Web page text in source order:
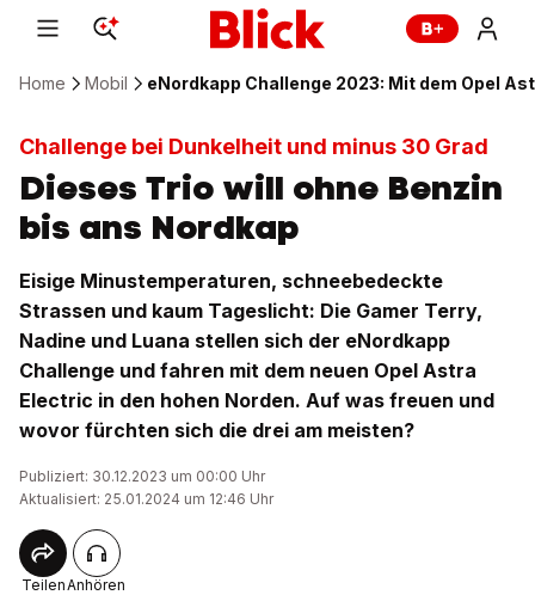
Home Mobil eNordkapp Challenge 2023: Mit dem Opel
Challenge bei Dunkelheit und minus 30 Grad
Dieses Trio will ohne Benzin
bis ans Nordkap
Eisige Minustemperaturen, schneebedeckte
Strassen und kaum Tageslicht: Die Gamer Terry,
Nadine und Luana stellen sich der eNordkapp
Challenge und fahren mit dem neuen Opel Astra
Electric in den hohen Norden. Auf was freuen und
wovor fürchten sich die drei am meisten?
Publiziert: 30.12.2023 um 00:00 Uhr
Aktualisiert: 25.01.2024 um 12:46 Uhr
TeilenAnhören